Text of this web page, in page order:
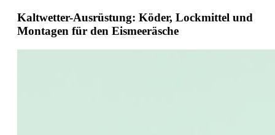
Kaltwetter-Ausrüstung: Köder, Lockmittel und
Montagen für den Eismeeräsche